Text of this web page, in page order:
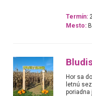
Termín:
Mesto:
Hor sa
letnú
poriadna